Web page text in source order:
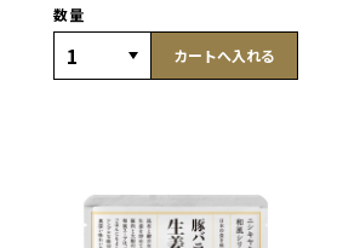
数量
カートへ入れる